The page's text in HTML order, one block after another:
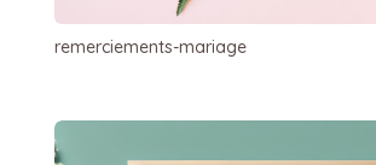
remerciements-mariage